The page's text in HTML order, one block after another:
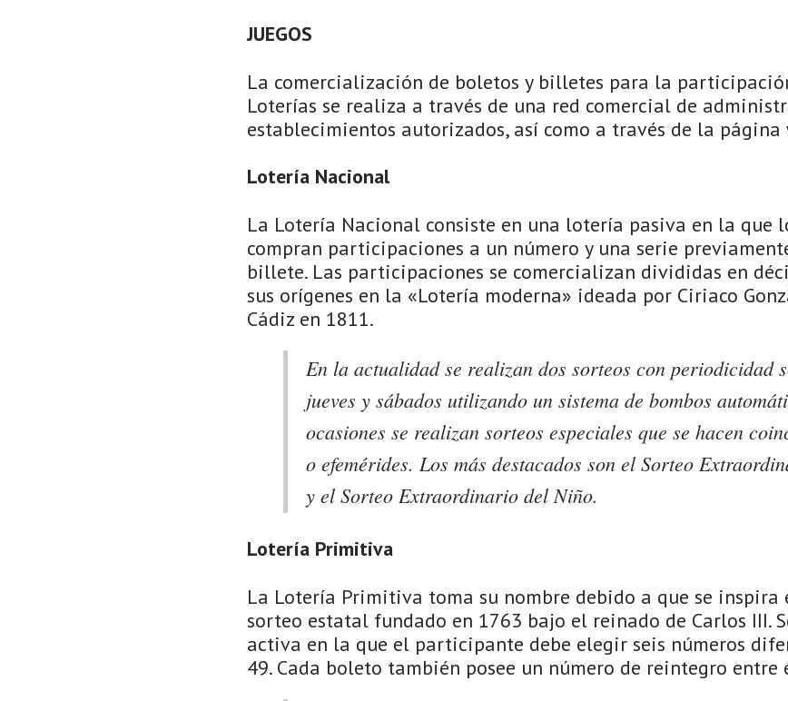
JUEGOS
La comercialización de boletos y billetes para la
Loterías se realiza a través de una red comercial de
establecimientos autorizados, así como a través de la página
Lotería Nacional
La Lotería Nacional consiste en una lotería pasiva en la que
compran participaciones a un número y una serie
billete. Las participaciones se comercializan divididas en
sus orígenes en la «Lotería moderna» ideada por Ciriaco
Cádiz en 1811.
En la actualidad se realizan dos sorteos con periodicidad
jueves y sábados utilizando un sistema de bombos
ocasiones se realizan sorteos especiales que se hacen
o efemérides. Los más destacados son el Sorteo
y el Sorteo Extraordinario del Niño.
Lotería Primitiva
La Lotería Primitiva toma su nombre debido a que se
sorteo estatal fundado en 1763 bajo el reinado de Carlos III.
activa en la que el participante debe elegir seis números
49. Cada boleto también posee un número de reintegro entre